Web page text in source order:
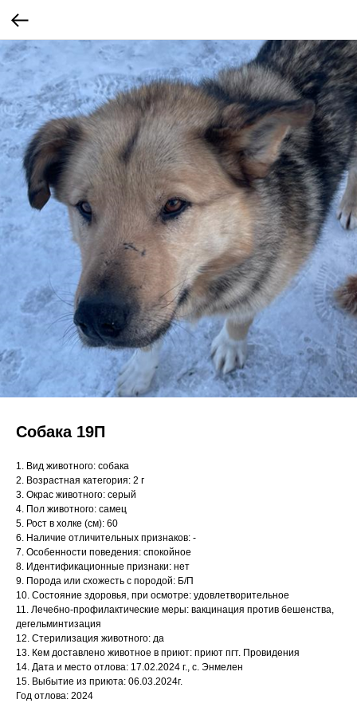
Собака 19П
1. Вид животного: собака
2. Возрастная категория: 2 г
3. Окрас животного: серый
4. Пол животного: самец
5. Рост в холке (см): 60
6. Наличие отличительных признаков: -
7. Особенности поведения: спокойное
8. Идентификационные признаки: нет
9. Порода или схожесть с породой: Б/П
10. Состояние здоровья, при осмотре: удовлетворительное
11. Лечебно-профилактические меры: вакцинация против бешенства,
дегельминтизация
12. Стерилизация животного: да
13. Кем доставлено животное в приют: приют пгт. Провидения
14. Дата и место отлова: 17.02.2024 г., с. Энмелен
15. Выбытие из приюта: 06.03.2024г.
Год отлова: 2024